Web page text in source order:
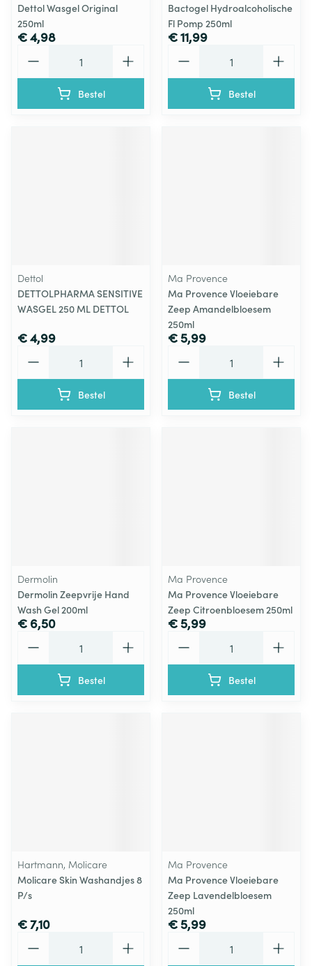
Dettol Wasgel Original
250ml
€ 4,98
Bestel
Bactogel Hydroalcoholische
Fl Pomp 250ml
€ 11,99
Bestel
Dettol
DETTOLPHARMA SENSITIVE
WASGEL 250 ML DETTOL
€ 4,99
Bestel
Ma Provence
Ma Provence Vloeiebare
Zeep Amandelbloesem
250ml
€ 5,99
Bestel
Dermolin
Dermolin Zeepvrije Hand
Wash Gel 200ml
€ 6,50
Bestel
Ma Provence
Ma Provence Vloeiebare
Zeep Citroenbloesem 250ml
€ 5,99
Bestel
Hartmann, Molicare
Molicare Skin Washandjes 8
P/s
€ 7,10
Ma Provence
Ma Provence Vloeiebare
Zeep Lavendelbloesem
250ml
€ 5,99